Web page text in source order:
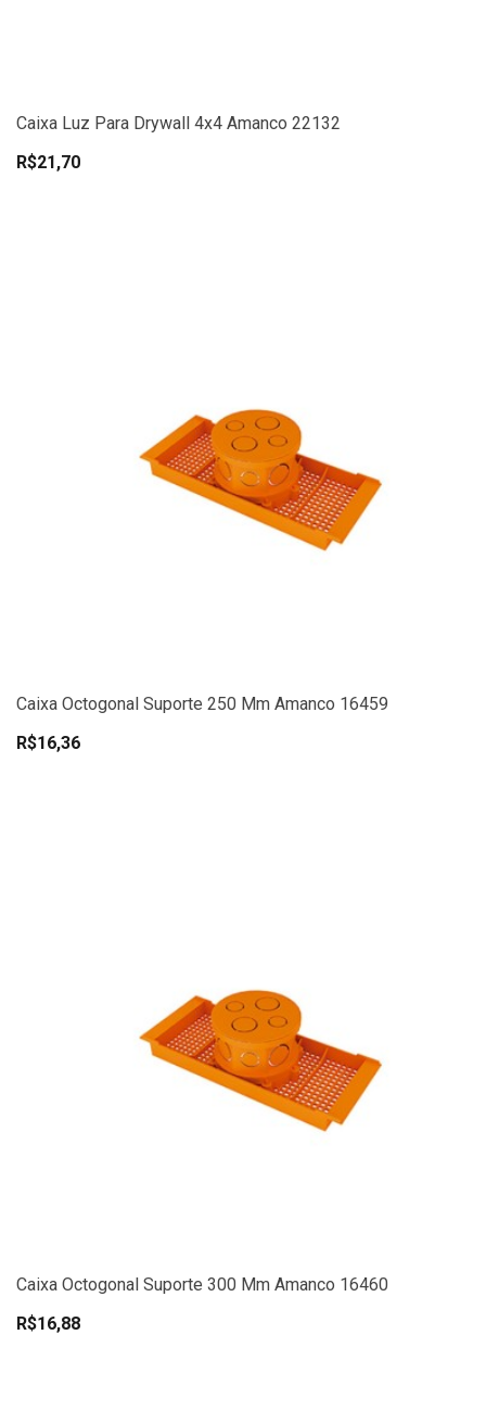
Caixa Luz Para Drywall 4x4 Amanco 22132
R$21,70
Caixa Octogonal Suporte 250 Mm Amanco 16459
R$16,36
Caixa Octogonal Suporte 300 Mm Amanco 16460
R$16,88